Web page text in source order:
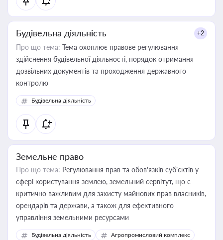
Будівельна діяльність +2
Про що тема: Тема охоплює правове регулювання
здійснення будівельної діяльності, порядок отримання
дозвільних документів та проходження державного
контролю
Будівельна діяльність
Земельне право
Про що тема: Регулювання прав та обов’язків суб’єктів у
сфері користування землею, земельний сервітут, що є
критично важливим для захисту майнових прав власників,
орендарів та держави, а також для ефективного
управління земельними ресурсами
Будівельна діяльність Агропромисловий комплекс